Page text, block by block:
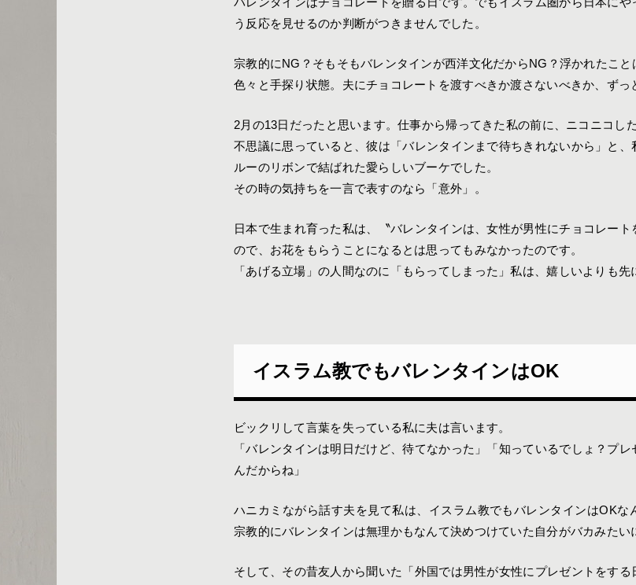
う反応を見せるのか判断がつきませんでした。
宗教的にNG？そもそもバレンタインが西洋文化だからNG？浮かれたこと
色々と手探り状態。夫にチョコレートを渡すべきか渡さないべきか、ずっ
2月の13日だったと思います。仕事から帰ってきた私の前に、ニコニコし
不思議に思っていると、彼は「バレンタインまで待ちきれないから」と
ルーのリボンで結ばれた愛らしいブーケでした。
その時の気持ちを一言で表すのなら「意外」。
日本で生まれ育った私は、〝バレンタインは、女性が男性にチョコレー
ので、お花をもらうことになるとは思ってもみなかったのです。
「あげる立場」の人間なのに「もらってしまった」私は、嬉しいよりも先
イスラム教でもバレンタインはOK
ビックリして言葉を失っている私に夫は言います。
「バレンタインは明日だけど、待てなかった」「知っているでしょ？プ
んだからね」
ハニカミながら話す夫を見て私は、イスラム教でもバレンタインはOKな
宗教的にバレンタインは無理かもなんて決めつけていた自分がバカみたい
そして、その昔友人から聞いた「外国では男性が女性にプレゼントをす